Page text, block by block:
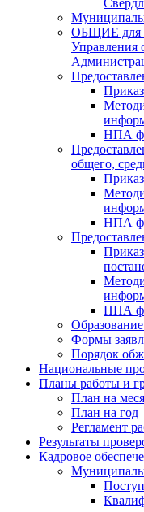
ОБЩИЕ для
Управления
НПА
общего,
НПА
НПА
Формы
Порядок
Национальные
Планы работы и
План на
План на год
Регламент
Результаты
Кадровое